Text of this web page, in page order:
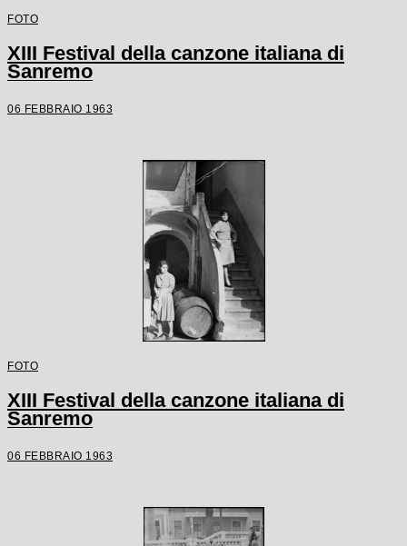
FOTO
XIII Festival della canzone italiana di
Sanremo
06 FEBBRAIO 1963
FOTO
XIII Festival della canzone italiana di
Sanremo
06 FEBBRAIO 1963